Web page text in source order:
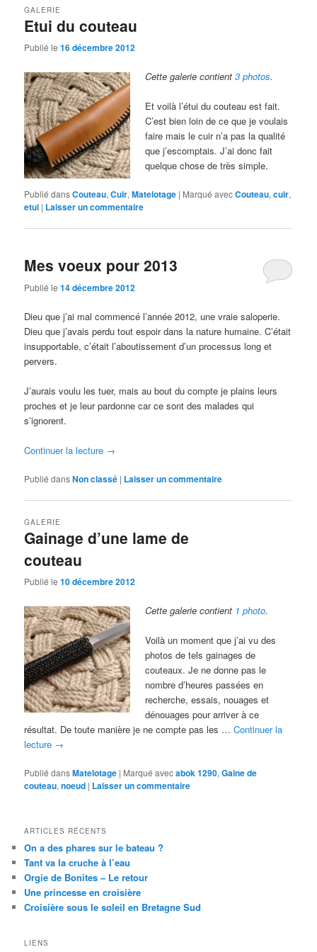
Etui du couteau
GALERIE
Publié le16 décembre 2012
Cette galerie contient3 photos.
Et voilà l’étui du couteau est fait.
C’est bien loin de ce que je voulais
faire mais le cuir n’a pas la qualité
que j’escomptais. J’ai donc fait
quelque chose de très simple.
Publié dansCouteau,Cuir,Matelotage | Marqué avecCouteau,cuir,
etui | Laisser un commentaire
Mes voeux pour 2013
Publié le14 décembre 2012
Dieu que j’ai mal commencé l’année 2012, une vraie saloperie.
Dieu que j’avais perdu tout espoir dans la nature humaine. C’était
insupportable, c’était l’aboutissement d’un processus long et
pervers.
J’aurais voulu les tuer, mais au bout du compte je plains leurs
proches et je leur pardonne car ce sont des malades qui
s’ignorent.
Continuer la lecture →
Publié dansNon classé | Laisser un commentaire
Gainage d’une lame de
couteau
GALERIE
Publié le10 décembre 2012
Cette galerie contient 1 photo.
Voilà un moment que j’ai vu des
photos de tels gainages de
couteaux. Je ne donne pas le
nombre d’heures passées en
recherche, essais, nouages et
dénouages pour arriver à ce
résultat. De toute manière je ne compte pas les …Continuer la
lecture →
Publié dansMatelotage | Marqué avecabok 1290,Gaine de
couteau,noeud | Laisser un commentaire
ARTICLES RÉCENTS
On a des phares sur le bateau ?
Tant va la cruche à l’eau
Orgie de Bonites – Le retour
Une princesse en croisière
Croisière sous le soleil en Bretagne Sud
LIENS